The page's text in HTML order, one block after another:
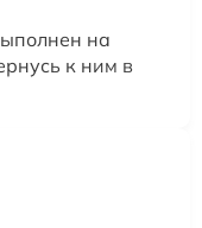
на
к ним в